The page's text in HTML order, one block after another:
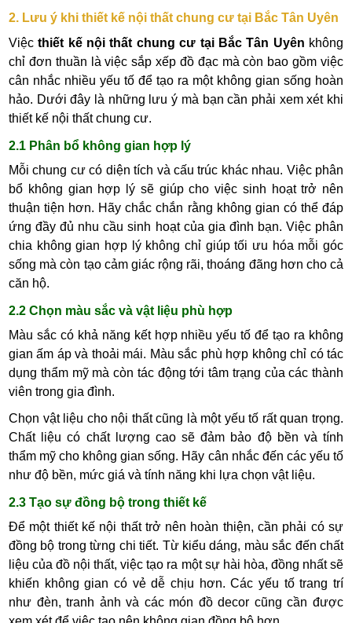
2. Lưu ý khi thiết kế nội thất chung cư tại Bắc Tân Uyên
Việc thiết kế nội thất chung cư tại Bắc Tân Uyên không
chỉ đơn thuần là việc sắp xếp đồ đạc mà còn bao gồm việc
cân nhắc nhiều yếu tố để tạo ra một không gian sống hoàn
hảo. Dưới đây là những lưu ý mà bạn cần phải xem xét khi
thiết kế nội thất chung cư.
2.1 Phân bổ không gian hợp lý
Mỗi chung cư có diện tích và cấu trúc khác nhau. Việc phân
bổ không gian hợp lý sẽ giúp cho việc sinh hoạt trở nên
thuận tiện hơn. Hãy chắc chắn rằng không gian có thể đáp
ứng đầy đủ nhu cầu sinh hoạt của gia đình bạn. Việc phân
chia không gian hợp lý không chỉ giúp tối ưu hóa mỗi góc
sống mà còn tạo cảm giác rộng rãi, thoáng đãng hơn cho cả
căn hộ.
2.2 Chọn màu sắc và vật liệu phù hợp
Màu sắc có khả năng kết hợp nhiều yếu tố để tạo ra không
gian ấm áp và thoải mái. Màu sắc phù hợp không chỉ có tác
dụng thẩm mỹ mà còn tác động tới tâm trạng của các thành
viên trong gia đình.
Chọn vật liệu cho nội thất cũng là một yếu tố rất quan trọng.
Chất liệu có chất lượng cao sẽ đảm bảo độ bền và tính
thẩm mỹ cho không gian sống. Hãy cân nhắc đến các yếu tố
như độ bền, mức giá và tính năng khi lựa chọn vật liệu.
2.3 Tạo sự đồng bộ trong thiết kế
Để một thiết kế nội thất trở nên hoàn thiện, cần phải có sự
đồng bộ trong từng chi tiết. Từ kiểu dáng, màu sắc đến chất
liệu của đồ nội thất, việc tạo ra một sự hài hòa, đồng nhất sẽ
khiến không gian có vẻ dễ chịu hơn. Các yếu tố trang trí
như đèn, tranh ảnh và các món đồ decor cũng cần được